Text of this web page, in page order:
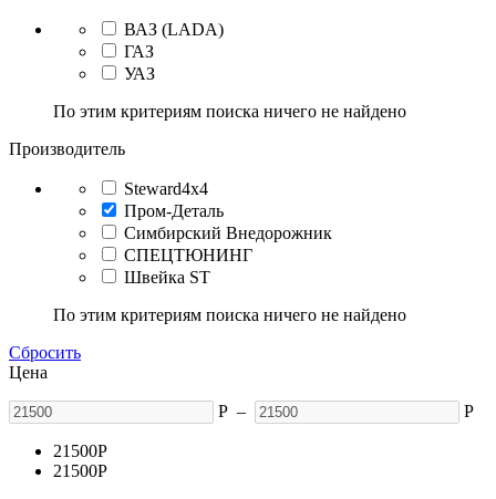
ВАЗ (LADA)
ГАЗ
УАЗ
По этим критериям поиска ничего не найдено
Производитель
Steward4x4
Пром-Деталь
Симбирский Внедорожник
СПЕЦТЮНИНГ
Швейка ST
По этим критериям поиска ничего не найдено
Сбросить
Цена
Р – Р
21500Р
21500Р